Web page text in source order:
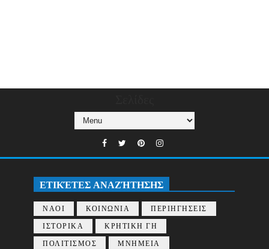
ΕΤΙΚΈΤΕΣ ΑΝΑΖΉΤΗΣΗΣ
ΝΑΟΙ ΚΟΙΝΩΝΙΑ
ΠΕΡΙΗΓΗΣΕΙΣ
ΙΣΤΟΡΙΚΑ
ΚΡΗΤΙΚΗ ΓΗ
ΠΟΛΙΤΙΣΜΟΣ
ΜΝΗΜΕΙΑ